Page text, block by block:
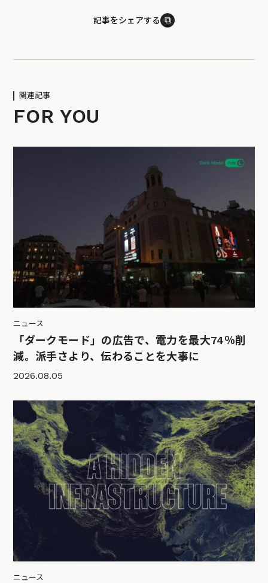
記事をシェアする ⧉
関連記事
FOR YOU
ニュース
「ダークモード」の広告で、電力を最大74％削
減。派手さより、伝わることを大事に
2026.08.05
ニュース